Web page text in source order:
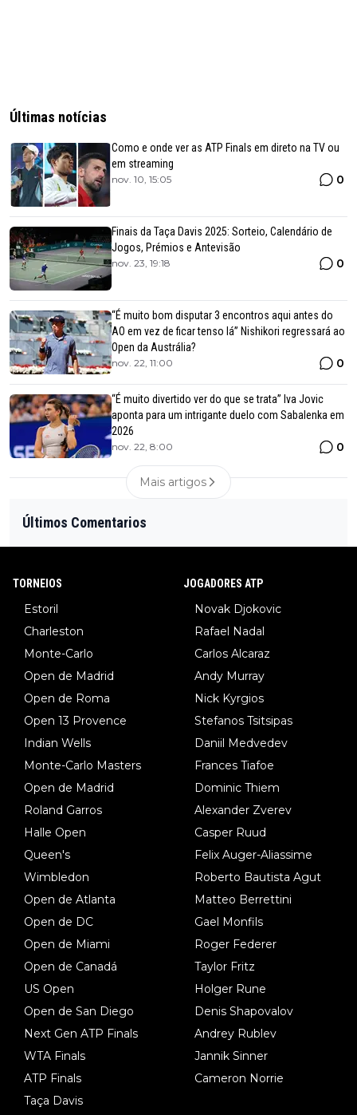
Últimas notícias
Como e onde ver as ATP Finals em direto na TV ou
em streaming
nov. 10, 15:05 0
Finais da Taça Davis 2025: Sorteio, Calendário de
Jogos, Prémios e Antevisão
nov. 23, 19:18 0
“É muito bom disputar 3 encontros aqui antes do
AO em vez de ficar tenso lá” Nishikori regressará ao
Open da Austrália?
nov. 22, 11:00 0
“É muito divertido ver do que se trata” Iva Jovic
aponta para um intrigante duelo com Sabalenka em
2026
nov. 22, 8:00 0
Mais artigos
Últimos Comentarios
TORNEIOS
Estoril
Charleston
Monte-Carlo
Open de Madrid
Open de Roma
Open 13 Provence
Indian Wells
Monte-Carlo Masters
Open de Madrid
Roland Garros
Halle Open
Queen's
Wimbledon
Open de Atlanta
Open de DC
Open de Miami
Open de Canadá
US Open
Open de San Diego
Next Gen ATP Finals
WTA Finals
ATP Finals
Taça Davis
JOGADORES ATP
Novak Djokovic
Rafael Nadal
Carlos Alcaraz
Andy Murray
Nick Kyrgios
Stefanos Tsitsipas
Daniil Medvedev
Frances Tiafoe
Dominic Thiem
Alexander Zverev
Casper Ruud
Felix Auger-Aliassime
Roberto Bautista Agut
Matteo Berrettini
Gael Monfils
Roger Federer
Taylor Fritz
Holger Rune
Denis Shapovalov
Andrey Rublev
Jannik Sinner
Cameron Norrie